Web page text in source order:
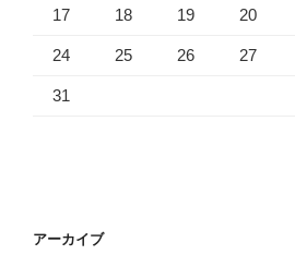
17 18 19 20
24 25 26 27
31
アーカイブ